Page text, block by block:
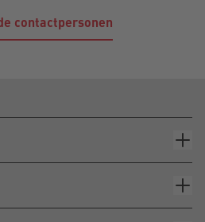
contactpersonen